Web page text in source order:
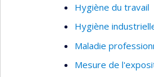
Hygiène du travail
Hygiène
Maladie
Mesure de